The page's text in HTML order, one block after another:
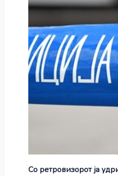
Со ретровизорот ја